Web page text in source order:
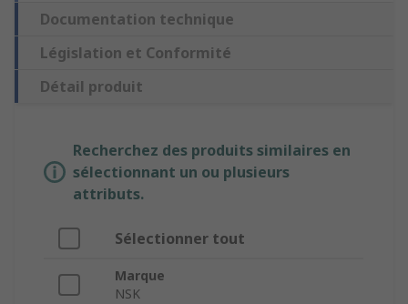
Documentation technique
Législation et Conformité
Détail produit
Recherchez des produits similaires en
sélectionnant un ou plusieurs
attributs.
Sélectionner tout
Marque
NSK